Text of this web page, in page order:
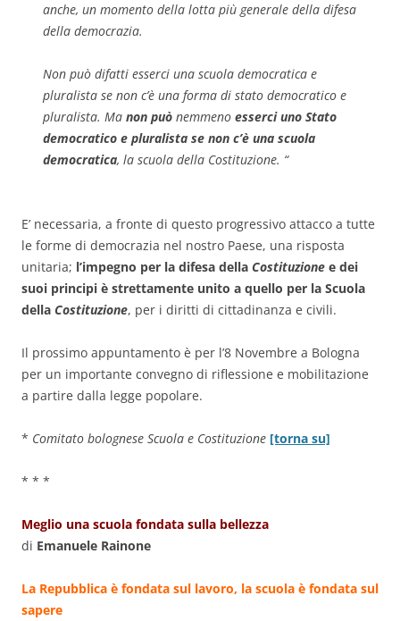
anche, un momento della lotta più generale della difesa
della democrazia.
Non può difatti esserci una scuola democratica e
pluralista se non c’è una forma di stato democratico e
pluralista. Ma non può nemmeno esserci uno Stato
democratico e pluralista se non c’è una scuola
democratica, la scuola della Costituzione. “
E’ necessaria, a fronte di questo progressivo attacco a tutte
le forme di democrazia nel nostro Paese, una risposta
unitaria; l’impegno per la difesa della Costituzione e dei
suoi principi è strettamente unito a quello per la Scuola
della Costituzione, per i diritti di cittadinanza e civili.
Il prossimo appuntamento è per l’8 Novembre a Bologna
per un importante convegno di riflessione e mobilitazione
a partire dalla legge popolare.
* Comitato bolognese Scuola e Costituzione [torna su]
* * *
Meglio una scuola fondata sulla bellezza
di Emanuele Rainone
La Repubblica è fondata sul lavoro, la scuola è fondata sul
sapere